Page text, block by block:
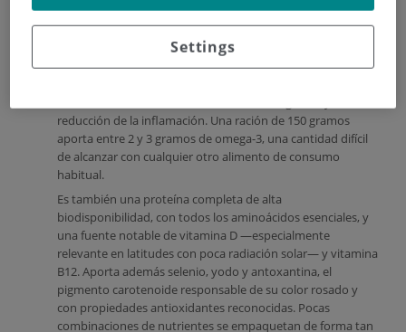
Beneficios nutricionales
El salmón es una de las fuentes más ricas en ácidos grasos
reducción de la inflamación. Una ración de 150 gramos
aporta entre 2 y 3 gramos de omega-3, una cantidad difícil
de alcanzar con cualquier otro alimento de consumo
habitual.
Es también una proteína completa de alta
biodisponibilidad, con todos los aminoácidos esenciales, y
una fuente notable de vitamina D —especialmente
relevante en latitudes con poca radiación solar— y vitamina
B12. Aporta además selenio, yodo y antoxantina, el
pigmento carotenoide responsable de su color rosado y
con propiedades antioxidantes reconocidas. Pocas
combinaciones de nutrientes se empaquetan de forma tan
Settings